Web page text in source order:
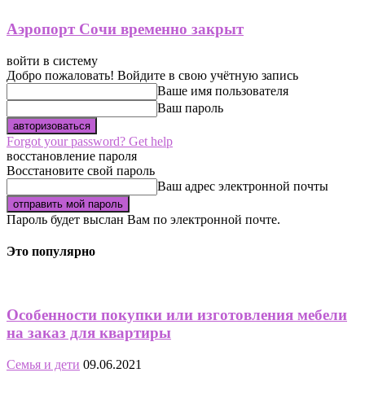
Аэропорт Сочи временно закрыт
войти в систему
Добро пожаловать! Войдите в свою учётную запись
Ваше имя пользователя
Ваш пароль
Forgot your password? Get help
восстановление пароля
Восстановите свой пароль
Ваш адрес электронной почты
Пароль будет выслан Вам по электронной почте.
Это популярно
Особенности покупки или изготовления мебели
на заказ для квартиры
Семья и дети 09.06.2021